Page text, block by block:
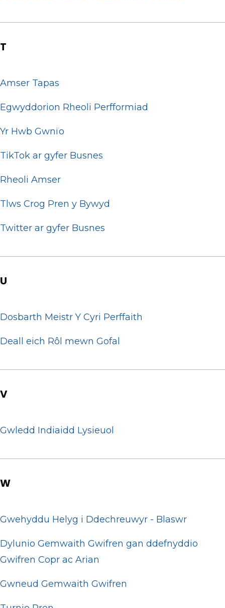
T
Amser Tapas
Egwyddorion Rheoli Perfformiad
Yr Hwb Gwnïo
TikTok ar gyfer Busnes
Rheoli Amser
Tlws Crog Pren y Bywyd
Twitter ar gyfer Busnes
U
Dosbarth Meistr Y Cyri Perffaith
Deall eich Rôl mewn Gofal
V
Gwledd Indiaidd Lysieuol
W
Gwehyddu Helyg i Ddechreuwyr - Blaswr
Dylunio Gemwaith Gwifren gan ddefnyddio
Gwifren Copr ac Arian
Gwneud Gemwaith Gwifren